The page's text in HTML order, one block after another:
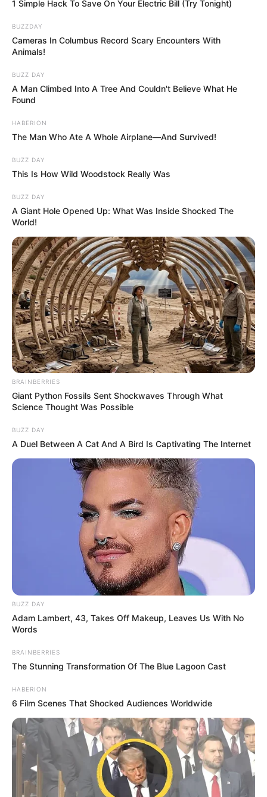
1 Simple Hack To Save On Your Electric Bill (Try Tonight)
BUZZDAY
Cameras In Columbus Record Scary Encounters With
Animals!
BUZZ DAY
A Man Climbed Into A Tree And Couldn't Believe What He
Found
HABERION
The Man Who Ate A Whole Airplane—And Survived!
BUZZ DAY
This Is How Wild Woodstock Really Was
BUZZ DAY
A Giant Hole Opened Up: What Was Inside Shocked The
World!
BRAINBERRIES
Giant Python Fossils Sent Shockwaves Through What
Science Thought Was Possible
BUZZ DAY
A Duel Between A Cat And A Bird Is Captivating The Internet
BUZZ DAY
Adam Lambert, 43, Takes Off Makeup, Leaves Us With No
Words
BRAINBERRIES
The Stunning Transformation Of The Blue Lagoon Cast
HABERION
6 Film Scenes That Shocked Audiences Worldwide